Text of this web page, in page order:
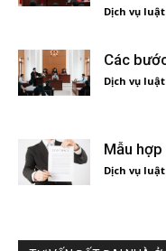
Dịch vụ
Các
Dịch vụ
Mẫu
Dịch vụ